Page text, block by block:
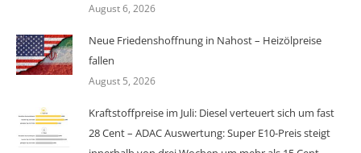
August 6, 2026
Neue Friedenshoffnung in Nahost – Heizölpreise
fallen
August 5, 2026
Kraftstoffpreise im Juli: Diesel verteuert sich um fast
28 Cent – ADAC Auswertung: Super E10-Preis steigt